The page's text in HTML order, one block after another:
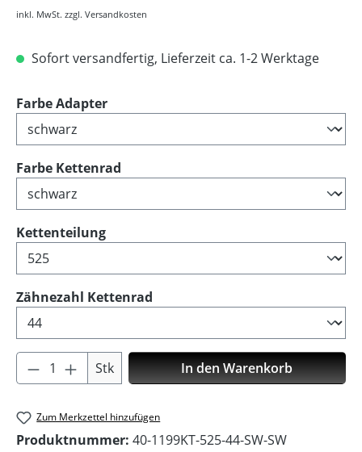
inkl. MwSt. zzgl. Versandkosten
Sofort versandfertig, Lieferzeit ca. 1-2 Werktage
Farbe Adapterauswählen
Farbe Kettenrad
Kettenteilungauswählen
Zähnezahl Kettenrad
Produkt Anzahl: Gib den gewünschten
Stk In den Warenkorb
Zum Merkzettel hinzufügen
Produktnummer: 40-1199KT-525-44-SW-SW